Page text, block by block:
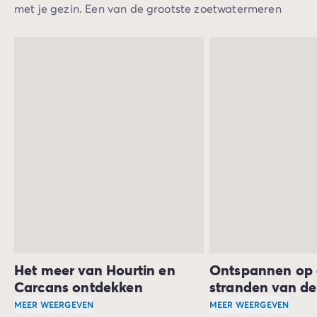
met je gezin. Een van de grootste zoetwatermeren
Het meer van Hourtin en
Carcans ontdekken
MEER WEERGEVEN
Ontspannen op
stranden van
MEER WEERGEVEN